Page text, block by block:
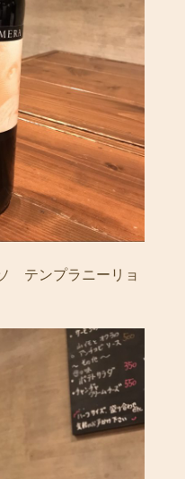
テンプラニーリョ